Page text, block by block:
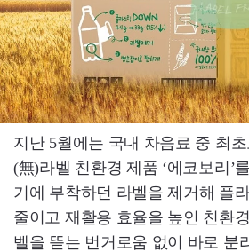
지난 5월에는 국내 차음료 중 최
(無)라벨 친환경 제품 ‘에코보리’
기에 부착하던 라벨을 제거해 플
줄이고 재활용 효율을 높인 친환
벨을 뜯는 번거로움 없이 바로 분